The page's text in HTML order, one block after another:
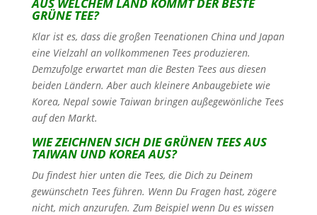
GRÜNE TEE?
Klar ist es, dass die großen Teenationen China und Japan
eine Vielzahl an vollkommenen Tees produzieren.
Demzufolge erwartet man die Besten Tees aus diesen
beiden Ländern. Aber auch kleinere Anbaugebiete wie
Korea, Nepal sowie Taiwan bringen außegewönliche Tees
auf den Markt.
WIE ZEICHNEN SICH DIE GRÜNEN TEES AUS
TAIWAN UND KOREA AUS?
Du findest hier unten die Tees, die Dich zu Deinem
gewünschetn Tees führen. Wenn Du Fragen hast, zögere
nicht, mich anzurufen. Zum Beispiel wenn Du es wissen